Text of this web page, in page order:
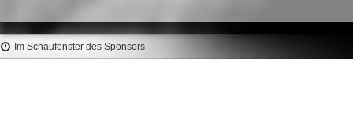
Im Schaufenster des Sponsors